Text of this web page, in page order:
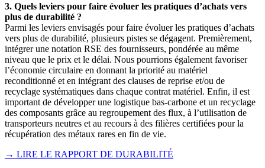
3. Quels leviers pour faire évoluer les pratiques d’achats vers
plus de durabilité ?
Parmi les leviers envisagés pour faire évoluer les pratiques d’achats
vers plus de durabilité, plusieurs pistes se dégagent. Premièrement,
intégrer une notation RSE des fournisseurs, pondérée au même
niveau que le prix et le délai. Nous pourrions également favoriser
l’économie circulaire en donnant la priorité au matériel
reconditionné et en intégrant des clauses de reprise et/ou de
recyclage systématiques dans chaque contrat matériel. Enfin, il est
important de développer une logistique bas-carbone et un recyclage
des composants grâce au regroupement des flux, à l’utilisation de
transporteurs neutres et au recours à des filières certifiées pour la
récupération des métaux rares en fin de vie.
→ LIRE LE RAPPORT DE DURABILITÉ